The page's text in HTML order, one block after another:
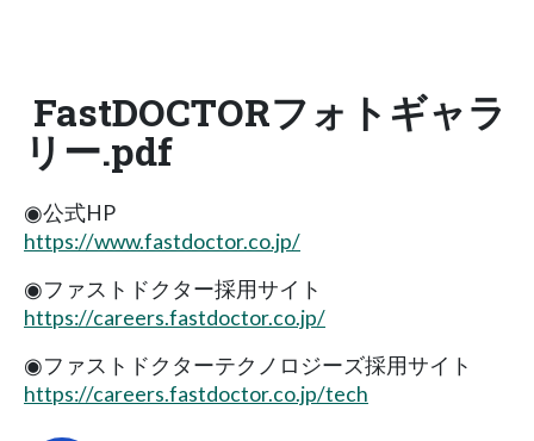
FastDOCTORフォトギャラ
リー.pdf
◉公式HP
https://www.fastdoctor.co.jp/
◉ファストドクター採用サイト
https://careers.fastdoctor.co.jp/
◉ファストドクターテクノロジーズ採用サイト
https://careers.fastdoctor.co.jp/tech